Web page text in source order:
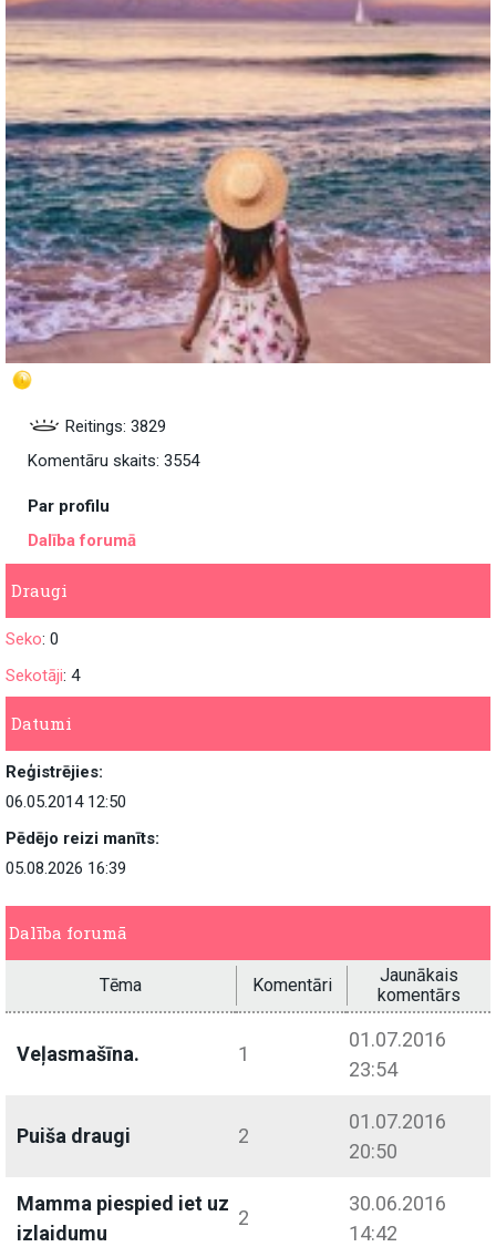
Reitings: 3829
Komentāru skaits: 3554
Par profilu
Dalība forumā
Draugi
Seko: 0
Sekotāji: 4
Datumi
Reģistrējies:
06.05.2014 12:50
Pēdējo reizi manīts:
05.08.2026 16:39
Dalība forumā
Tēma Komentāri
Jaunākais
komentārs
Veļasmašīna. 1
01.07.2016
23:54
Puiša draugi 2
01.07.2016
20:50
Mamma piespied iet uz
izlaidumu
2
30.06.2016
14:42